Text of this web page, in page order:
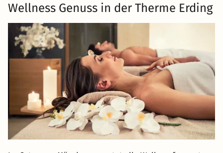
Wellness Genuss in der Therme Erding